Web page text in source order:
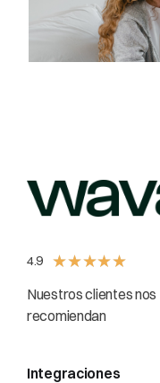
4.9 ★★★★★
Nuestros clientes nos
recomiendan
Integraciones